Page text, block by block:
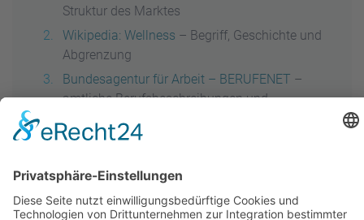
Struktur des Marktes
Wikipedia: Wellness – Begriff, Geschichte und
Abgrenzung
Bundesagentur für Arbeit – BERUFENET –
amtliche Berufsbeschreibungen und
Mehr von der SWAV-